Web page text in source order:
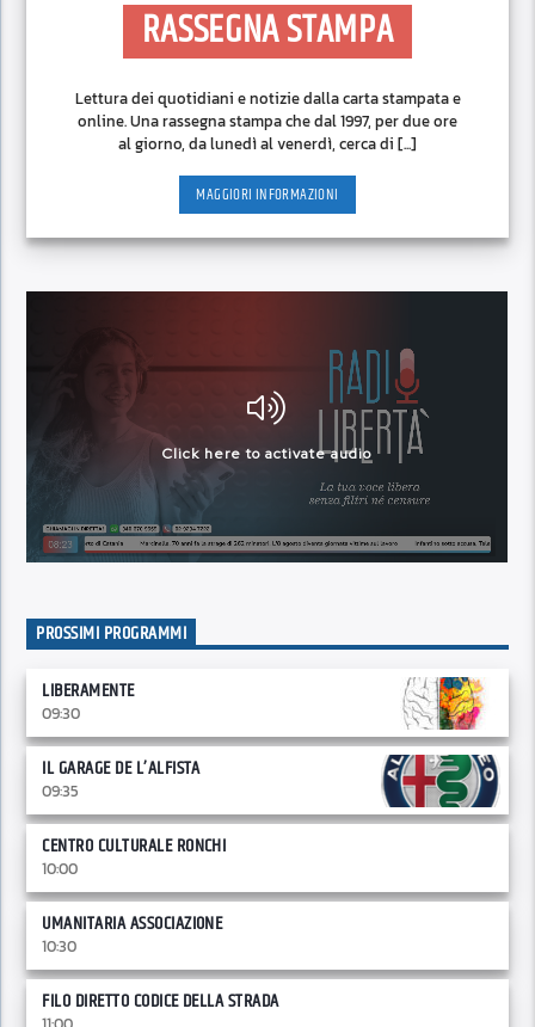
RASSEGNA STAMPA
Lettura dei quotidiani e notizie dalla carta stampata e
online. Una rassegna stampa che dal 1997, per due ore
al giorno, da lunedì al venerdì, cerca di [...]
MAGGIORI INFORMAZIONI
PROSSIMI PROGRAMMI
LIBERAMENTE
09:30
IL GARAGE DE L’ALFISTA
09:35
CENTRO CULTURALE RONCHI
10:00
UMANITARIA ASSOCIAZIONE
10:30
FILO DIRETTO CODICE DELLA STRADA